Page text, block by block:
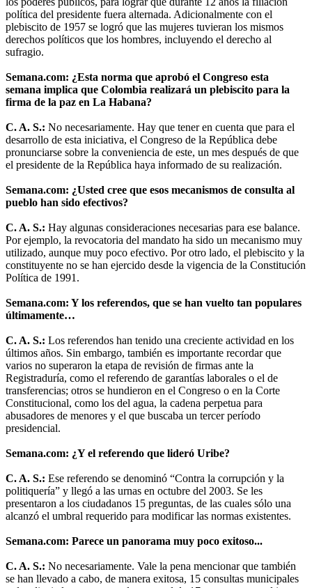
política del presidente fuera alternada. Adicionalmente con el
plebiscito de 1957 se logró que las mujeres tuvieran los mismos
derechos políticos que los hombres, incluyendo el derecho al
sufragio.
Semana.com: ¿Esta norma que aprobó el Congreso esta
semana implica que Colombia realizará un plebiscito para la
firma de la paz en La Habana?
C. A. S.: No necesariamente. Hay que tener en cuenta que para el
desarrollo de esta iniciativa, el Congreso de la República debe
pronunciarse sobre la conveniencia de este, un mes después de que
el presidente de la República haya informado de su realización.
Semana.com: ¿Usted cree que esos mecanismos de consulta al
pueblo han sido efectivos?
C. A. S.: Hay algunas consideraciones necesarias para ese balance.
Por ejemplo, la revocatoria del mandato ha sido un mecanismo muy
utilizado, aunque muy poco efectivo. Por otro lado, el plebiscito y la
constituyente no se han ejercido desde la vigencia de la Constitución
Política de 1991.
Semana.com: Y los referendos, que se han vuelto tan populares
últimamente…
C. A. S.: Los referendos han tenido una creciente actividad en los
últimos años. Sin embargo, también es importante recordar que
varios no superaron la etapa de revisión de firmas ante la
Registraduría, como el referendo de garantías laborales o el de
transferencias; otros se hundieron en el Congreso o en la Corte
Constitucional, como los del agua, la cadena perpetua para
abusadores de menores y el que buscaba un tercer período
presidencial.
Semana.com: ¿Y el referendo que lideró Uribe?
C. A. S.: Ese referendo se denominó “Contra la corrupción y la
politiquería” y llegó a las urnas en octubre del 2003. Se les
presentaron a los ciudadanos 15 preguntas, de las cuales sólo una
alcanzó el umbral requerido para modificar las normas existentes.
Semana.com: Parece un panorama muy poco exitoso...
C. A. S.: No necesariamente. Vale la pena mencionar que también
se han llevado a cabo, de manera exitosa, 15 consultas municipales